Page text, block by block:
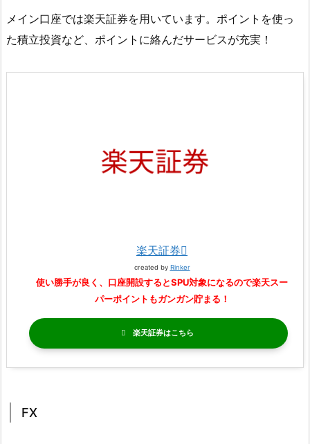
メイン口座では楽天証券を用いています。ポイントを使っ
た積立投資など、ポイントに絡んだサービスが充実！
楽天証券
created by Rinker
使い勝手が良く、口座開設するとSPU対象になるので楽天スー
パーポイントもガンガン貯まる！
楽天証券
FX